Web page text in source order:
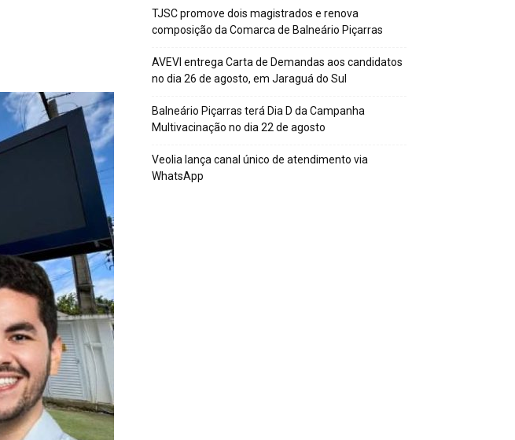
TJSC promove dois magistrados e renova
composição da Comarca de Balneário Piçarras
AVEVI entrega Carta de Demandas aos candidatos
no dia 26 de agosto, em Jaraguá do Sul
Balneário Piçarras terá Dia D da Campanha
Multivacinação no dia 22 de agosto
Veolia lança canal único de atendimento via
WhatsApp